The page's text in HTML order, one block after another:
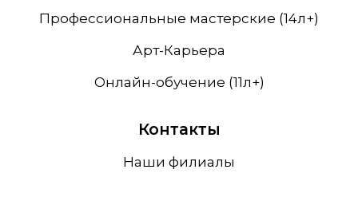
Профессиональные мастерские (14л+)
Арт-Карьера
Онлайн-обучение (11л+)
Контакты
Наши филиалы